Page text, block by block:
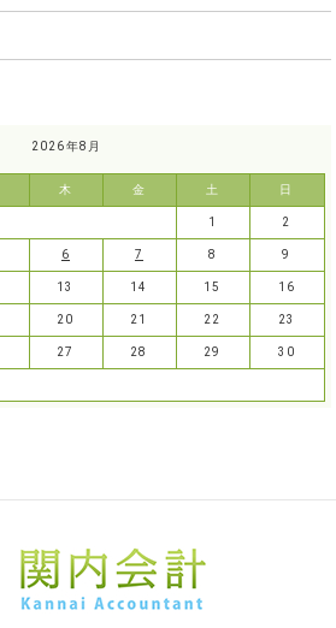
2026年8月
木 金 土 日
1 2
6 7 8 9
13 14 15 16
20 21 22 23
27 28 29 30